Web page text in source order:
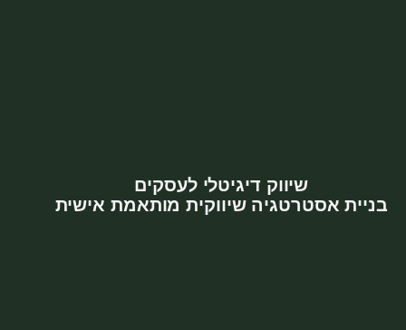
שיווק דיגיטלי לעסקים
בניית אסטרטגיה שיווקית מותאמת אישית